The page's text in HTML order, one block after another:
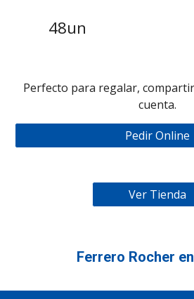
48un
Perfecto para regalar,
cuenta.
Pedir Online
Ver Tienda
Ferrero Rocher